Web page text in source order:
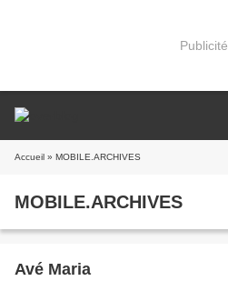
Publicité
Accueil » MOBILE.ARCHIVES
MOBILE.ARCHIVES
Avé Maria